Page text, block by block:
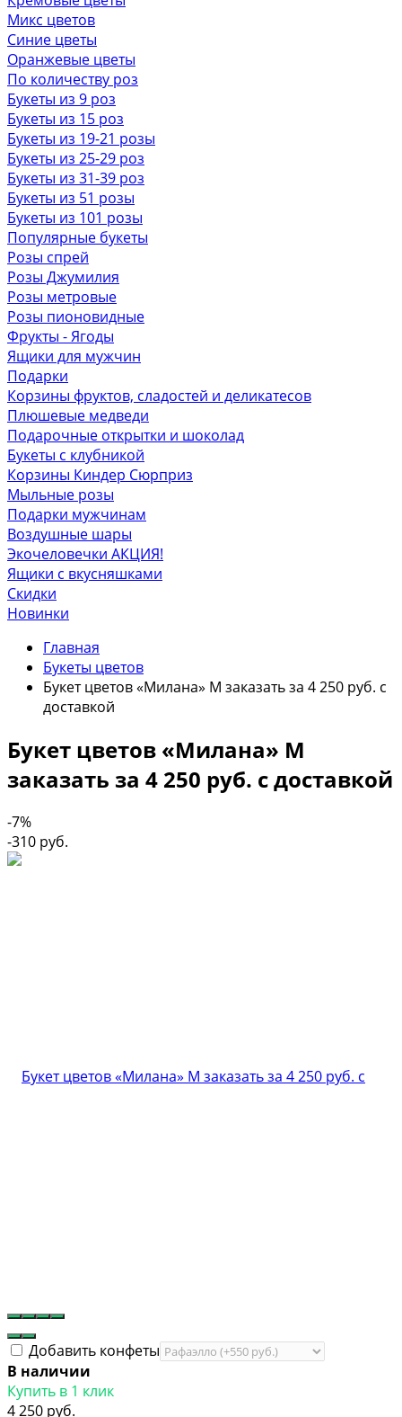
Микс цветов
Синие цветы
Оранжевые цветы
По количеству роз
Букеты из 9 роз
Букеты из 15 роз
Букеты из 19-21 розы
Букеты из 25-29 роз
Букеты из 31-39 роз
Букеты из 51 розы
Букеты из 101 розы
Популярные букеты
Розы спрей
Розы Джумилия
Розы метровые
Розы пионовидные
Фрукты - Ягоды
Ящики для мужчин
Подарки
Корзины фруктов, сладостей и деликатесов
Плюшевые медведи
Подарочные открытки и шоколад
Букеты с клубникой
Корзины Киндер Сюрприз
Мыльные розы
Подарки мужчинам
Воздушные шары
Экочеловечки АКЦИЯ!
Ящики с вкусняшками
Скидки
Новинки
Главная
Букеты цветов
Букет цветов «Милана» М заказать за 4 250 руб. с
доставкой
Букет цветов «Милана» М
заказать за 4 250 руб. с доставкой
-7%
-310 руб.
Добавить конфеты
В наличии
Купить в 1 клик
4 250 руб.